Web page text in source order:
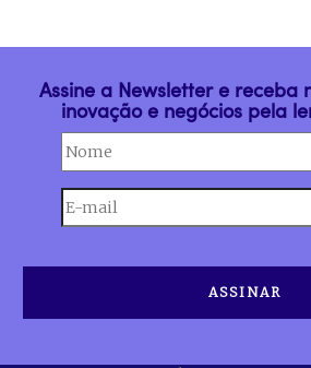
Assine a Newsletter e receba
inovação e negócios pela